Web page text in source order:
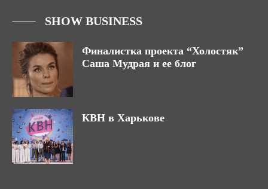
SHOW BUSINESS
Финалистка проекта “Холостяк”
Саша Мудрая и ее блог
КВН в Харькове